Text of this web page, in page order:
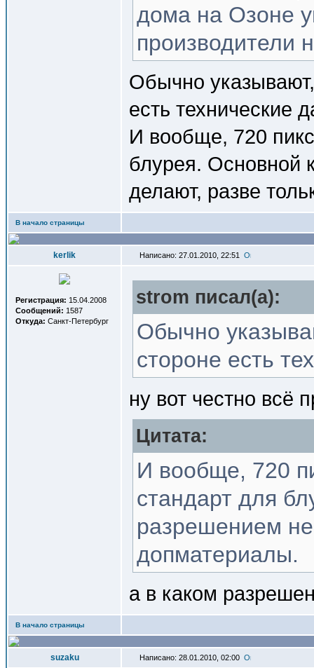
дома на Озоне
производители
Обычно
есть технические
И вообще, 720
блурея. Основной
делают, разве
В начало страницы
kerlik Написано: 27.01.2010, 22:51
Регистрация: 15.04.2008
Сообщений: 1587
Откуда: Санкт-Петербург
strom писал(a):
Обычно
стороне есть
ну вот честно всё
Цитата:
И вообще, 720
стандарт для
разрешением
допматериалы.
а в каком
В начало страницы
suzaku Написано: 28.01.2010, 02:00